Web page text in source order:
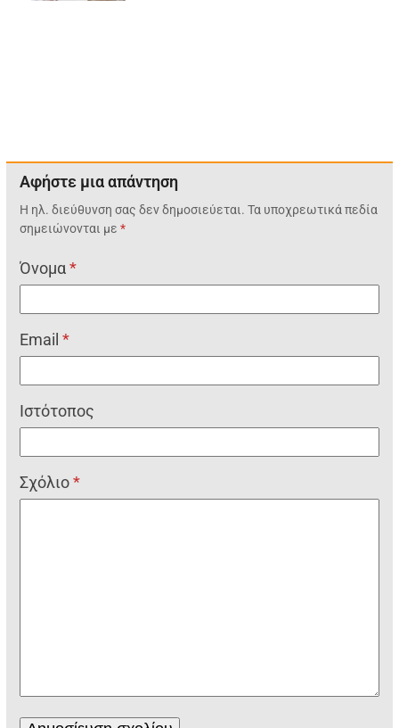
Αφήστε μια απάντηση
Η ηλ. διεύθυνση σας δεν δημοσιεύεται. Τα υποχρεωτικά πεδία
σημειώνονται με*
Όνομα*
Email*
Ιστότοπος
Σχόλιο*